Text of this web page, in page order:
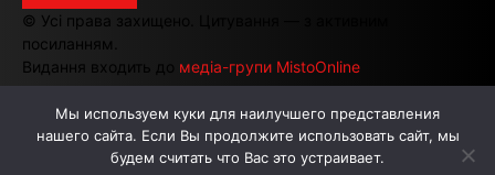
© Усі права захищено. Цитування — з активним
посиланням.
Видання входить до медіа-групи MistoOnline
АВТОРИ РЕКЛАМА НА САЙТІ
Мы используем куки для наилучшего представления
нашего сайта. Если Вы продолжите использовать сайт, мы
будем считать что Вас это устраивает.